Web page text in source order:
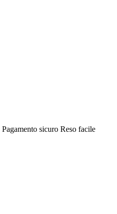
Pagamento sicuro Reso facile